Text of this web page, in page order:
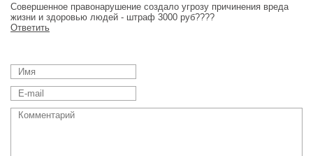
Совершенное правонарушение создало угрозу причинения вреда
жизни и здоровью людей - штраф 3000 руб????
Ответить